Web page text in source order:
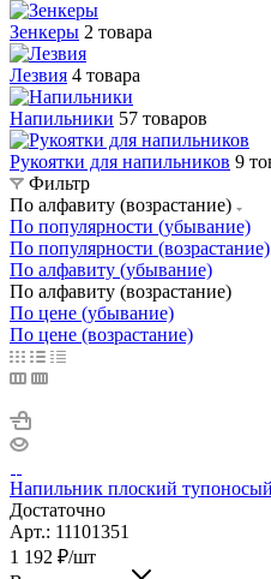
Зенкеры 2 товара
Лезвия 4 товара
Напильники 57 товаров
Рукоятки для напильников 9
Фильтр
По алфавиту (возрастание)
По популярности (убывание)
По популярности (возрастание)
По алфавиту (убывание)
По алфавиту (возрастание)
По цене (убывание)
По цене (возрастание)
Напильник плоский
Достаточно
Арт.: 11101351
1 192 ₽/шт